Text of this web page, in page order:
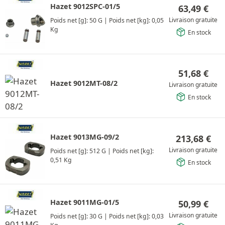
Hazet 9012SPC-01/5
Poids net [g]: 50 G | Poids net [kg]: 0,05
Kg
63,49 €
Livraison gratuite
En stock
Hazet 9012MT-08/2
51,68 €
Livraison gratuite
En stock
Hazet 9013MG-09/2
Poids net [g]: 512 G | Poids net [kg]:
0,51 Kg
213,68 €
Livraison gratuite
En stock
Hazet 9011MG-01/5
Poids net [g]: 30 G | Poids net [kg]: 0,03
50,99 €
Livraison gratuite